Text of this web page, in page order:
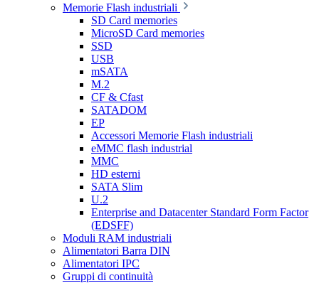
Memorie Flash industriali
SD Card memories
MicroSD Card memories
SSD
USB
mSATA
M.2
CF & Cfast
SATADOM
EP
Accessori Memorie Flash industriali
eMMC flash industrial
MMC
HD esterni
SATA Slim
U.2
Enterprise and Datacenter Standard Form Factor
(EDSFF)
Moduli RAM industriali
Alimentatori Barra DIN
Alimentatori IPC
Gruppi di continuità